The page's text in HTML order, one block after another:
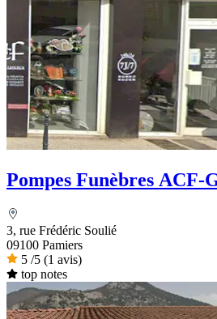
Pompes Funèbres ACF-
3, rue Frédéric Soulié
09100 Pamiers
5 /5 (1 avis)
top notes